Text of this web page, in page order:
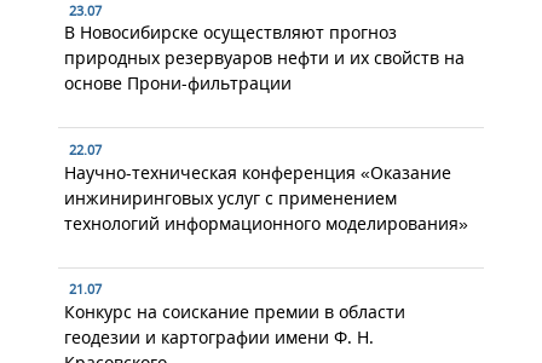
23.07
В Новосибирске осуществляют прогноз
природных резервуаров нефти и их свойств на
основе Прони-фильтрации
22.07
Научно-техническая конференция «Оказание
инжиниринговых услуг с применением
технологий информационного моделирования»
21.07
Конкурс на соискание премии в области
геодезии и картографии имени Ф. Н.